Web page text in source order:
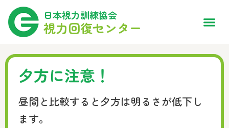
日本視力訓練協会
視力回復センター
夕方に注意！
昼間と比較すると夕方は明るさが低下し
ます。